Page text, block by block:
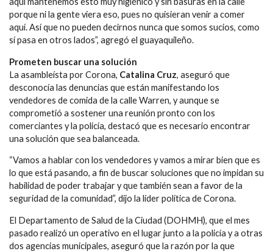
porque ni la gente viera eso, pues no quisieran venir a comer
aquí. Así que no pueden decirnos nunca que somos sucios, como
sí pasa en otros lados”, agregó el guayaquileño.
Prometen buscar una solución
La asambleísta por Corona, Catalina Cruz, aseguró que
desconocía las denuncias que están manifestando los
vendedores de comida de la calle Warren, y aunque se
comprometió a sostener una reunión pronto con los
comerciantes y la policía, destacó que es necesario encontrar
una solución que sea balanceada.
“Vamos a hablar con los vendedores y vamos a mirar bien que es
lo que está pasando, a fin de buscar soluciones que no impidan su
habilidad de poder trabajar y que también sean a favor de la
seguridad de la comunidad”, dijo la líder política de Corona.
El Departamento de Salud de la Ciudad (DOHMH), que el mes
pasado realizó un operativo en el lugar junto a la policía y a otras
dos agencias municipales, aseguró que la razón por la que